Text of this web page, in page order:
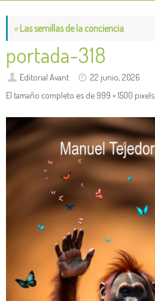
«Las semillas de la conciencia
portada-318
Editorial Avant
22 junio, 2026
El tamaño completo es de 999 × 1500 pixels